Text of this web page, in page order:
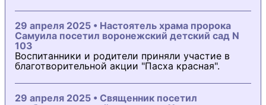
29 апреля 2025 • Настоятель храма пророка
Самуила посетил воронежский детский сад N
103
Воспитанники и родители приняли участие в
благотворительной акции "Пасха красная".
29 апреля 2025 • Священник посетил